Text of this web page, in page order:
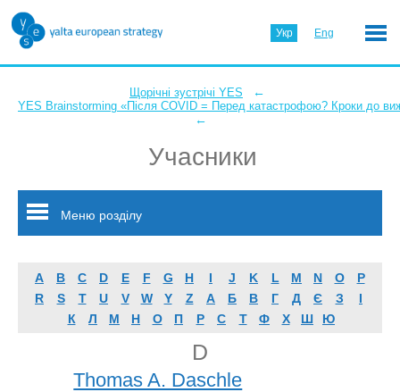
Укр Eng
Щорічні зустрічі YES ←
YES Brainstorming «Після COVID = Перед катастрофою? Кроки до
←
Учасники
Меню розділу
A B C D E F G H I J K L M N O
P
R
S T U V W Y Z А Б В Г Д Є З
І
К
Л М Н О П Р С Т Ф Х Ш Ю
D
Thomas A. Daschle